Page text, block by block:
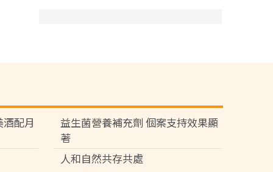
配月
益生菌營養補充劑 個案支持效果顯
著
人和自然共存共處